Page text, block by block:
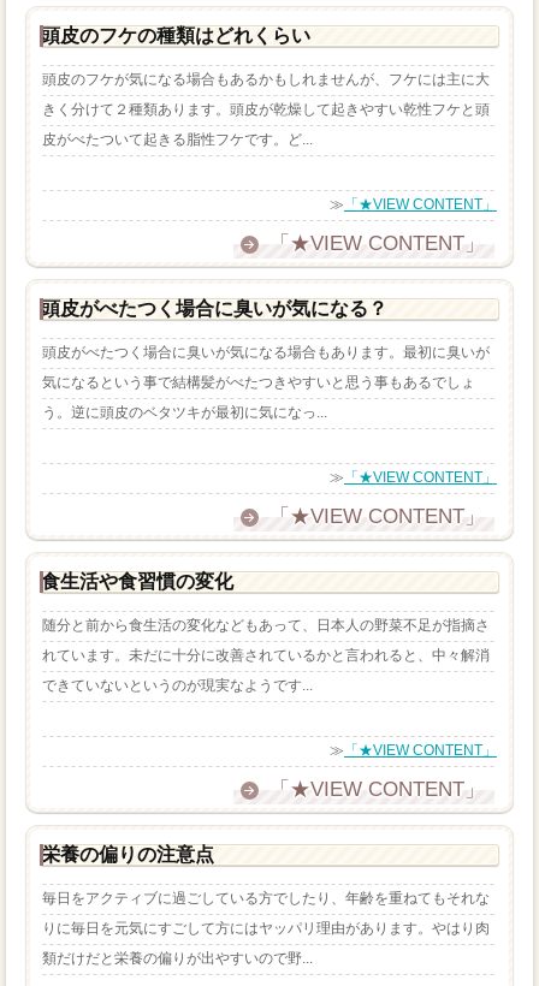
頭皮のフケの種類はどれくらい
頭皮のフケが気になる場合もあるかもしれませんが、フケには主に大
きく分けて２種類あります。頭皮が乾燥して起きやすい乾性フケと頭
皮がべたついて起きる脂性フケです。ど...
≫ 「★VIEW CONTENT」
「★VIEW CONTENT」
頭皮がべたつく場合に臭いが気になる？
頭皮がべたつく場合に臭いが気になる場合もあります。最初に臭いが
気になるという事で結構髪がべたつきやすいと思う事もあるでしょ
う。逆に頭皮のベタツキが最初に気になっ...
≫ 「★VIEW CONTENT」
「★VIEW CONTENT」
食生活や食習慣の変化
随分と前から食生活の変化などもあって、日本人の野菜不足が指摘さ
れています。未だに十分に改善されているかと言われると、中々解消
できていないというのが現実なようです...
≫ 「★VIEW CONTENT」
「★VIEW CONTENT」
栄養の偏りの注意点
毎日をアクティブに過ごしている方でしたり、年齢を重ねてもそれな
りに毎日を元気にすごして方にはヤッパリ理由があります。やはり肉
類だけだと栄養の偏りが出やすいので野...